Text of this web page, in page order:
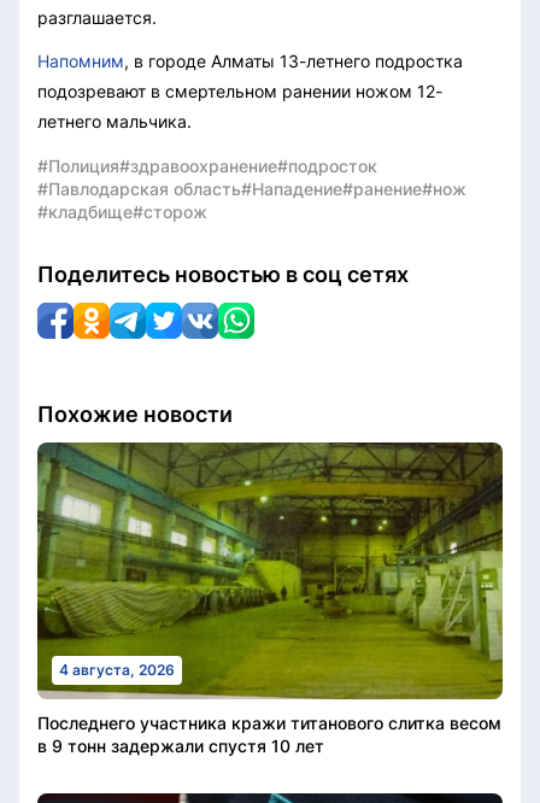
разглашается.
Напомним, в городе Алматы 13-летнего подростка
подозревают в смертельном ранении ножом 12-
летнего мальчика.
#Полиция#здравоохранение#подросток
#Павлодарская область#Нападение#ранение#нож
#кладбище#сторож
Поделитесь новостью в соц сетях
Похожие новости
4 августа, 2026
Последнего участника кражи титанового слитка весом
в 9 тонн задержали спустя 10 лет